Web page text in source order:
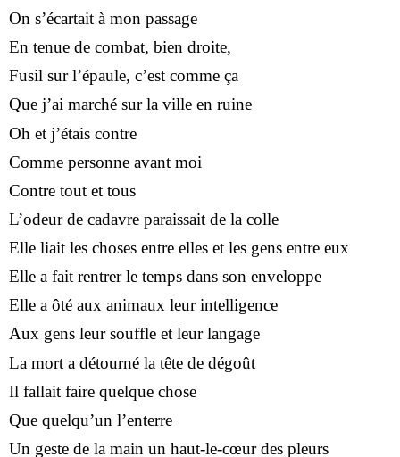
On s’écartait à mon passage
En tenue de combat, bien droite,
Fusil sur l’épaule, c’est comme ça
Que j’ai marché sur la ville en ruine
Oh et j’étais contre
Comme personne avant moi
Contre tout et tous
L’odeur de cadavre paraissait de la colle
Elle liait les choses entre elles et les gens entre eux
Elle a fait rentrer le temps dans son enveloppe
Elle a ôté aux animaux leur intelligence
Aux gens leur souffle et leur langage
La mort a détourné la tête de dégoût
Il fallait faire quelque chose
Que quelqu’un l’enterre
Un geste de la main un haut-le-cœur des pleurs